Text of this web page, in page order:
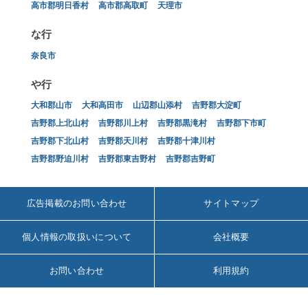
高市郡明日香村 高市郡高取町 天理市
な行
奈良市
や行
大和郡山市 大和高田市 山辺郡山添村
吉野郡大淀町
吉野郡上北山村
吉野郡川上村 吉野郡黒滝村
吉野郡下市町
吉野郡下北山村
吉野郡天川村
吉野郡十津川村
吉野郡野迫川村
吉野郡東吉野村 吉野郡吉野町
広告掲載のお問い合わせ サイトマップ
個人情報の取扱いについて 会社概要
お問い合わせ 利用規約